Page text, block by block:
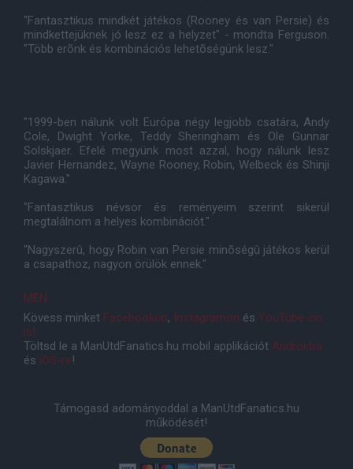
"Fantasztikus mindkét játékos (Rooney és van Persie) és
mindkettejüknek jó lesz ez a helyzet" - mondta Ferguson.
"Több erõnk és kombinációs lehetõségünk lesz."
"1999-ben nálunk volt Európa négy legjobb csatára, Andy
Cole, Dwight Yorke, Teddy Sheringham és Ole Gunnar
Solskjaer. Efelé megyünk most azzal, hogy nálunk lesz
Javier Hernandez, Wayne Rooney, Robin, Welbeck és Shinji
Kagawa."
"Fantasztikus névsor és reményeim szerint sikerül
megtalálnom a helyes kombinációt."
"Nagyszerû, hogy Robin van Persie minõségû játékos kerül
a csapathoz, nagyon örülök ennek."
MEN
Kövess minket Facebookon, Instagramon és YouTube-on
is!
Töltsd le a ManUtdFanatics.hu mobil applikációt Androidra
és iOS-re!
Támogasd adományoddal a ManUtdFanatics.hu
működését!